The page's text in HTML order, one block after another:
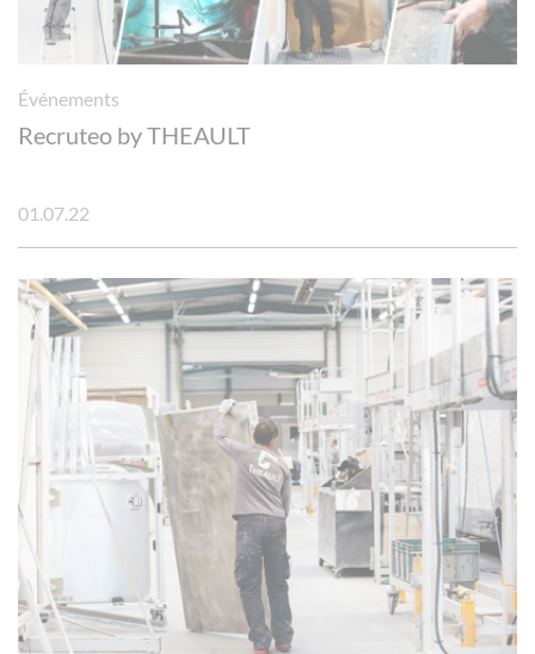
Événements
Recruteo by THEAULT
01.07.22